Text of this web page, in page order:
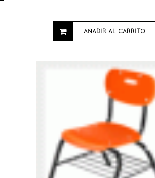
AÑADIR AL CARRITO